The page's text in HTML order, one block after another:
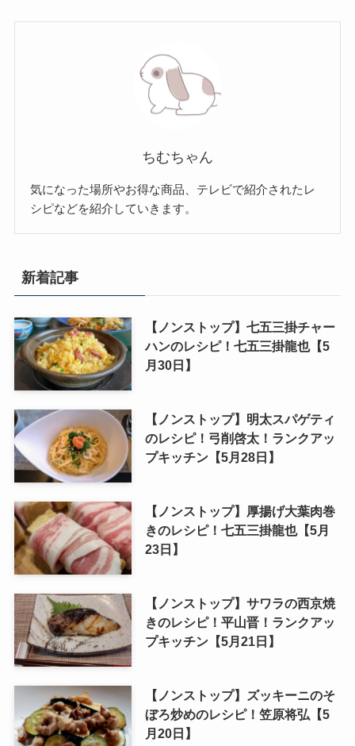
ちむちゃん
気になった場所やお得な商品、テレビで紹介されたレ
シピなどを紹介していきます。
新着記事
【ノンストップ】七五三掛チャー
ハンのレシピ！七五三掛龍也【5
月30日】
【ノンストップ】明太スパゲティ
のレシピ！弓削啓太！ランクアッ
プキッチン【5月28日】
【ノンストップ】厚揚げ大葉肉巻
きのレシピ！七五三掛龍也【5月
23日】
【ノンストップ】サワラの西京焼
きのレシピ！平山晋！ランクアッ
プキッチン【5月21日】
【ノンストップ】ズッキーニのそ
ぼろ炒めのレシピ！笠原将弘【5
月20日】